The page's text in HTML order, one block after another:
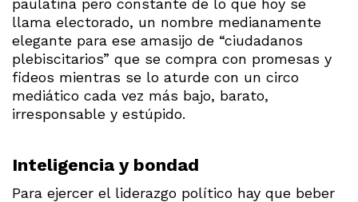
paulatina pero constante de lo que hoy se
llama electorado, un nombre medianamente
elegante para ese amasijo de “ciudadanos
plebiscitarios” que se compra con promesas y
fideos mientras se lo aturde con un circo
mediático cada vez más bajo, barato,
irresponsable y estúpido.
Inteligencia y bondad
Para ejercer el liderazgo político hay que beber